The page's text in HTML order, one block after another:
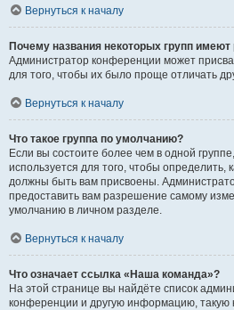
Вернуться к началу
Почему названия некоторых групп имеют
Администратор конференции может
для того, чтобы их было проще отличать
Вернуться к началу
Что такое группа по умолчанию?
Если вы состоите более чем в одной
используется для того, чтобы определить,
должны быть вам присвоены.
предоставить вам разрешение самому
умолчанию в личном разделе.
Вернуться к началу
Что означает ссылка «Наша команда»?
На этой странице вы найдёте список
конференции и другую информацию, такую